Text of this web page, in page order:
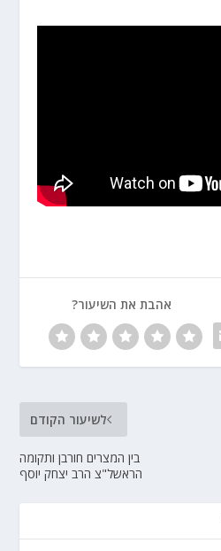
אהבת את השיעור?
לשיעור הקודם
בין המצרים חורבן ותקומה
הראשל"צ הרב יצחק יוסף